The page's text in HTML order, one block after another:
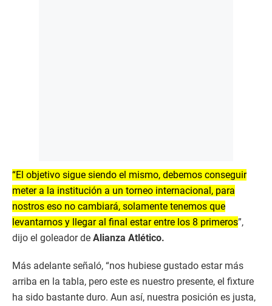
“El objetivo sigue siendo el mismo, debemos conseguir
meter a la institución a un torneo internacional, para
nostros eso no cambiará, solamente tenemos que
levantarnos y llegar al final estar entre los 8 primeros”,
dijo el goleador de Alianza Atlético.
Más adelante señaló, “nos hubiese gustado estar más
arriba en la tabla, pero este es nuestro presente, el fixture
ha sido bastante duro. Aun así, nuestra posición es justa,